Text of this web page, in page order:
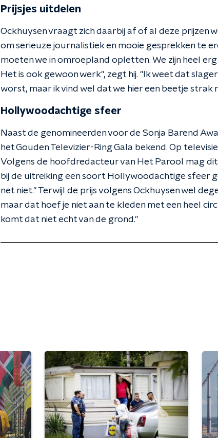
Prijsjes uitdelen
Ockhuysen vraagt zich daarbij af of al deze prijzen
om serieuze journalistiek en mooie gesprekken te
moeten we in omroepland opletten. We zijn heel
Het is ook gewoon werk", zegt hij. "Ik weet dat
worst, maar ik vind wel dat we hier een beetje strak
Hollywoodachtige sfeer
Naast de genomineerden voor de Sonja Barend
het Gouden Televizier-Ring Gala bekend. Op
Volgens de hoofdredacteur van Het Parool mag
bij de uitreiking een soort Hollywoodachtige sfeer
net niet." Terwijl de prijs volgens Ockhuysen wel
maar dat hoef je niet aan te kleden met een heel
komt dat niet echt van de grond."